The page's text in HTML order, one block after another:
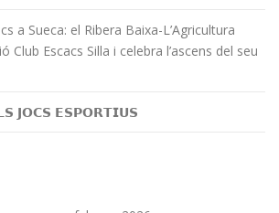
a Sueca: el Ribera Baixa-L’Agricultura
Club Escacs Silla i celebra l’ascens del seu
𝗝𝗢𝗖𝗦 𝗘𝗦𝗣𝗢𝗥𝗧𝗜𝗨𝗦